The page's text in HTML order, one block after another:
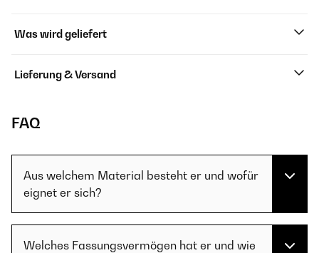
Was wird geliefert
Lieferung & Versand
FAQ
Aus welchem Material besteht er und wofür
eignet er sich?
Welches Fassungsvermögen hat er und wie